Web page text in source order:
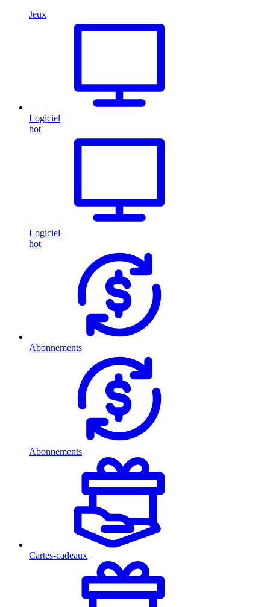
Jeux
Logiciel
hot
Logiciel
hot
Abonnements
Abonnements
Cartes-cadeaux